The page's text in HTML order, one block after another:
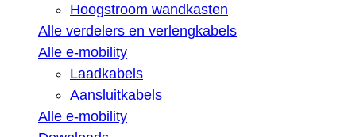
Hoogstroom wandkasten
Alle verdelers en verlengkabels
Alle e-mobility
Laadkabels
Aansluitkabels
Alle e-mobility